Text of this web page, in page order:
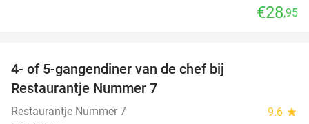
€28,95
4- of 5-gangendiner van de chef bij
Restaurantje Nummer 7
Restaurantje Nummer 7 9.6 star